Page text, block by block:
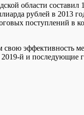
области составил
рублей в 2013
поступлений в
свою эффективность
й и последующие